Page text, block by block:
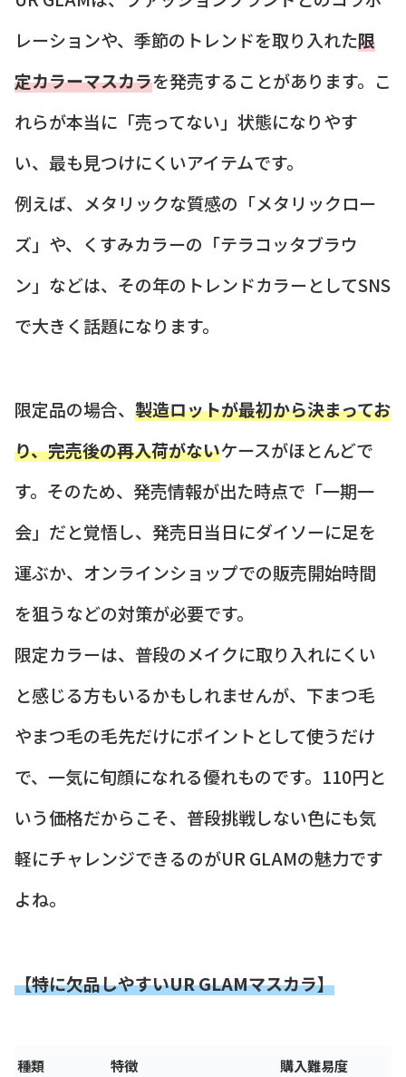
レーションや、季節のトレンドを取り入れた限
定カラーマスカラを発売することがあります。こ
れらが本当に「売ってない」状態になりやす
い、最も見つけにくいアイテムです。
例えば、メタリックな質感の「メタリックロー
ズ」や、くすみカラーの「テラコッタブラウ
ン」などは、その年のトレンドカラーとしてSNS
で大きく話題になります。
限定品の場合、 製造ロットが最初から決まってお
り、完売後の再入荷がないケースがほとんどで
す。そのため、発売情報が出た時点で「一期一
会」だと覚悟し、発売日当日にダイソーに足を
運ぶか、オンラインショップでの販売開始時間
を狙うなどの対策が必要です。
限定カラーは、普段のメイクに取り入れにくい
と感じる方もいるかもしれませんが、下まつ毛
やまつ毛の毛先だけにポイントとして使うだけ
で、一気に旬顔になれる優れものです。110円と
いう価格だからこそ、普段挑戦しない色にも気
軽にチャレンジできるのがUR GLAMの魅力です
よね。
【特に欠品しやすいUR GLAMマスカラ】
種類 特徴
購入難易度